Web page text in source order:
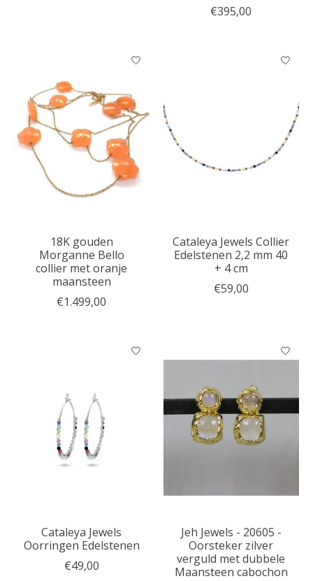
€395,00
18K gouden
Morganne Bello
collier met oranje
maansteen
€1.499,00
Cataleya Jewels Collier
Edelstenen 2,2 mm 40
+ 4 cm
€59,00
Cataleya Jewels
Oorringen Edelstenen
€49,00
Jeh Jewels - 20605 -
Oorsteker zilver
verguld met dubbele
Maansteen cabochon